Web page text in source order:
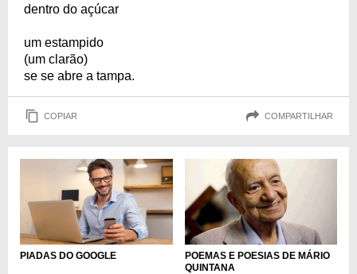
dentro do açúcar
um estampido
(um clarão)
se se abre a tampa.
COPIAR COMPARTILHAR
PIADAS DO GOOGLE
POEMAS E POESIAS DE MÁRIO
QUINTANA